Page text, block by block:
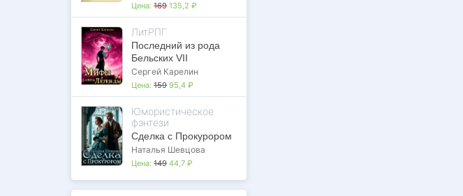
Цена: 169 135,2 ₽
ЛитРПГ
Последний из рода
Бельских VII
Сергей Карелин
Цена: 159 95,4 ₽
Юмористическое
фэнтези
Сделка с Прокурором
Наталья Шевцова
Цена: 149 44,7 ₽